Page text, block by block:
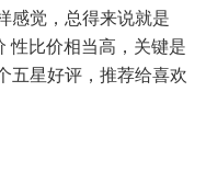
感觉，总得来说就是
性比价相当高，关键是
五星好评，推荐给喜欢